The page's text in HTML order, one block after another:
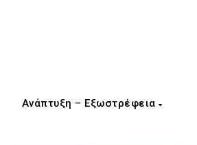
Ανάπτυξη – Εξωστρέφεια